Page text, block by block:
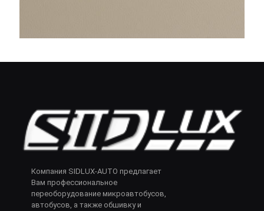
Компания SIDLUX-AUTO предлагает
Вам профессиональное
переоборудование микроавтобусов,
автобусов, а также обшивку и